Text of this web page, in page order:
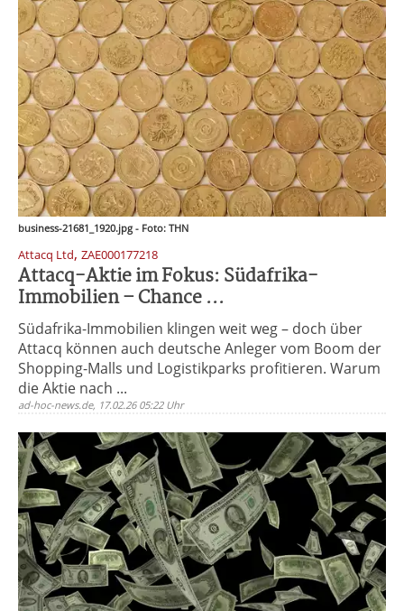
business-21681_1920.jpg - Foto: THN
Attacq Ltd, ZAE000177218
Attacq-Aktie im Fokus: Südafrika-
Immobilien – Chance ...
Südafrika-Immobilien klingen weit weg – doch über
Attacq können auch deutsche Anleger vom Boom der
Shopping-Malls und Logistikparks profitieren. Warum
die Aktie nach ...
ad-hoc-news.de, 17.02.26 05:22 Uhr